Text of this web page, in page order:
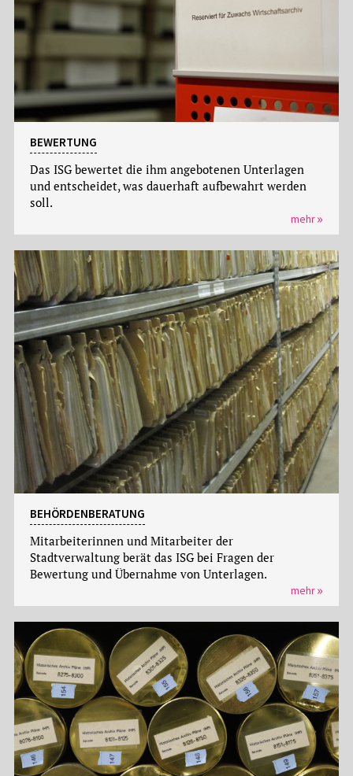
BEWERTUNG
Das ISG bewertet die ihm angebotenen Unterlagen
und entscheidet, was dauerhaft aufbewahrt werden
soll.
mehr
BEHÖRDENBERATUNG
Mitarbeiterinnen und Mitarbeiter der
Stadtverwaltung berät das ISG bei Fragen der
Bewertung und Übernahme von Unterlagen.
mehr